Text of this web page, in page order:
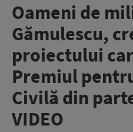
Oameni de
Gămulescu,
proiectului
Premiul
Civilă din
VIDEO